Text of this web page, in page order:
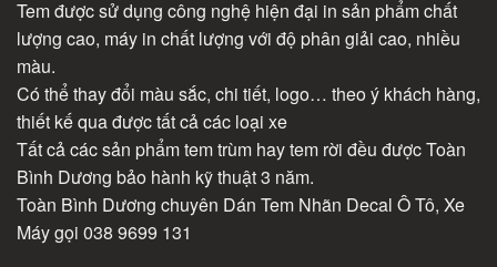
Tem được sử dụng công nghệ hiện đại in sản phẩm chất
lượng cao, máy in chất lượng với độ phân giải cao, nhiều
màu.
Có thể thay đổi màu sắc, chi tiết, logo… theo ý khách hàng,
thiết kế qua được tất cả các loại xe
Tất cả các sản phẩm tem trùm hay tem rời đều được Toàn
Bình Dương bảo hành kỹ thuật 3 năm.
Toàn Bình Dương chuyên Dán Tem Nhãn Decal Ô Tô, Xe
Máy gọi 038 9699 131